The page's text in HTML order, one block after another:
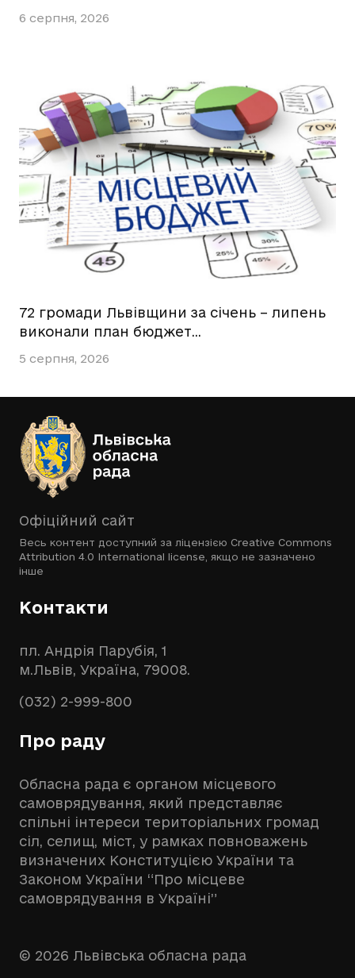
6 серпня, 2026
72 громади Львівщини за січень – липень
виконали план бюджет…
5 серпня, 2026
Офіційний сайт
Весь контент доступний за ліцензією Creative Commons
Attribution 4.0 International license , якщо не зазначено
інше
Контакти
пл. Андрія Парубія, 1
м.Львів, Україна, 79008.
(032) 2-999-800
Про раду
Обласна рада є органом місцевого
самоврядування, який представляє
спільні інтереси територіальних громад
сіл, селищ, міст, у рамках повноважень
визначених Конституцією України та
Законом України “Про місцеве
самоврядування в Україні”
© 2026 Львівська обласна рада